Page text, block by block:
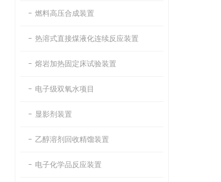
燃料高压合成装置
热溶式直接煤液化连续反应装置
熔岩加热固定床试验装置
电子级双氧水项目
显影剂装置
乙醇溶剂回收精馏装置
电子化学品反应装置